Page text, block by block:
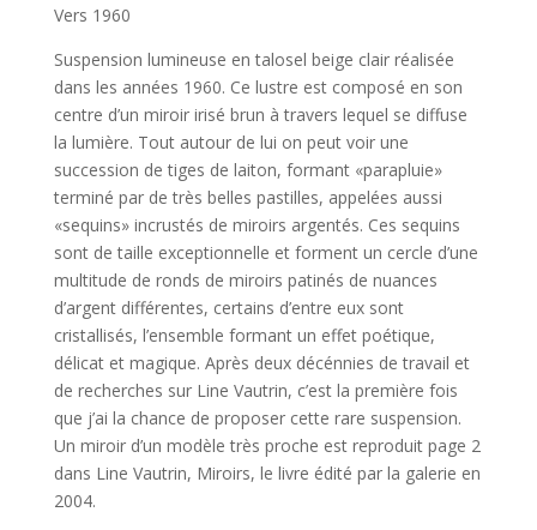
Vers 1960
Suspension lumineuse en talosel beige clair réalisée
dans les années 1960. Ce lustre est composé en son
centre d’un miroir irisé brun à travers lequel se diffuse
la lumière. Tout autour de lui on peut voir une
succession de tiges de laiton, formant «parapluie»
terminé par de très belles pastilles, appelées aussi
«sequins» incrustés de miroirs argentés. Ces sequins
sont de taille exceptionnelle et forment un cercle d’une
multitude de ronds de miroirs patinés de nuances
d’argent différentes, certains d’entre eux sont
cristallisés, l’ensemble formant un effet poétique,
délicat et magique. Après deux décénnies de travail et
de recherches sur Line Vautrin, c’est la première fois
que j’ai la chance de proposer cette rare suspension.
Un miroir d’un modèle très proche est reproduit page 2
dans Line Vautrin, Miroirs, le livre édité par la galerie en
2004.